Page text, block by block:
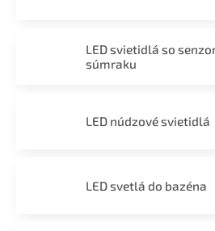
LED svietidlá so
súmraku
LED núdzové svietidlá
LED svetlá do bazéna